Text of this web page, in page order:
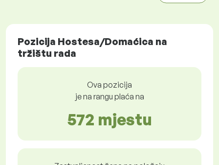
Pozicija Hostesa/Domaćica na
tržištu rada
Ova pozicija
je na rangu plaća na
572 mjestu